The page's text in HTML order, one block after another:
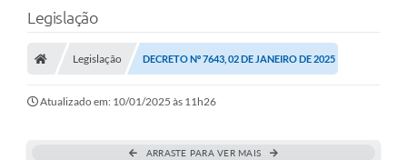
Legislação
Legislação DECRETO Nº 7643, 02 DE JANEIRO DE 2025
Atualizado em: 10/01/2025 às 11h26
ARRASTE PARA VER MAIS